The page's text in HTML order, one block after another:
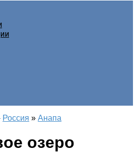
Россия » Анапа
озеро